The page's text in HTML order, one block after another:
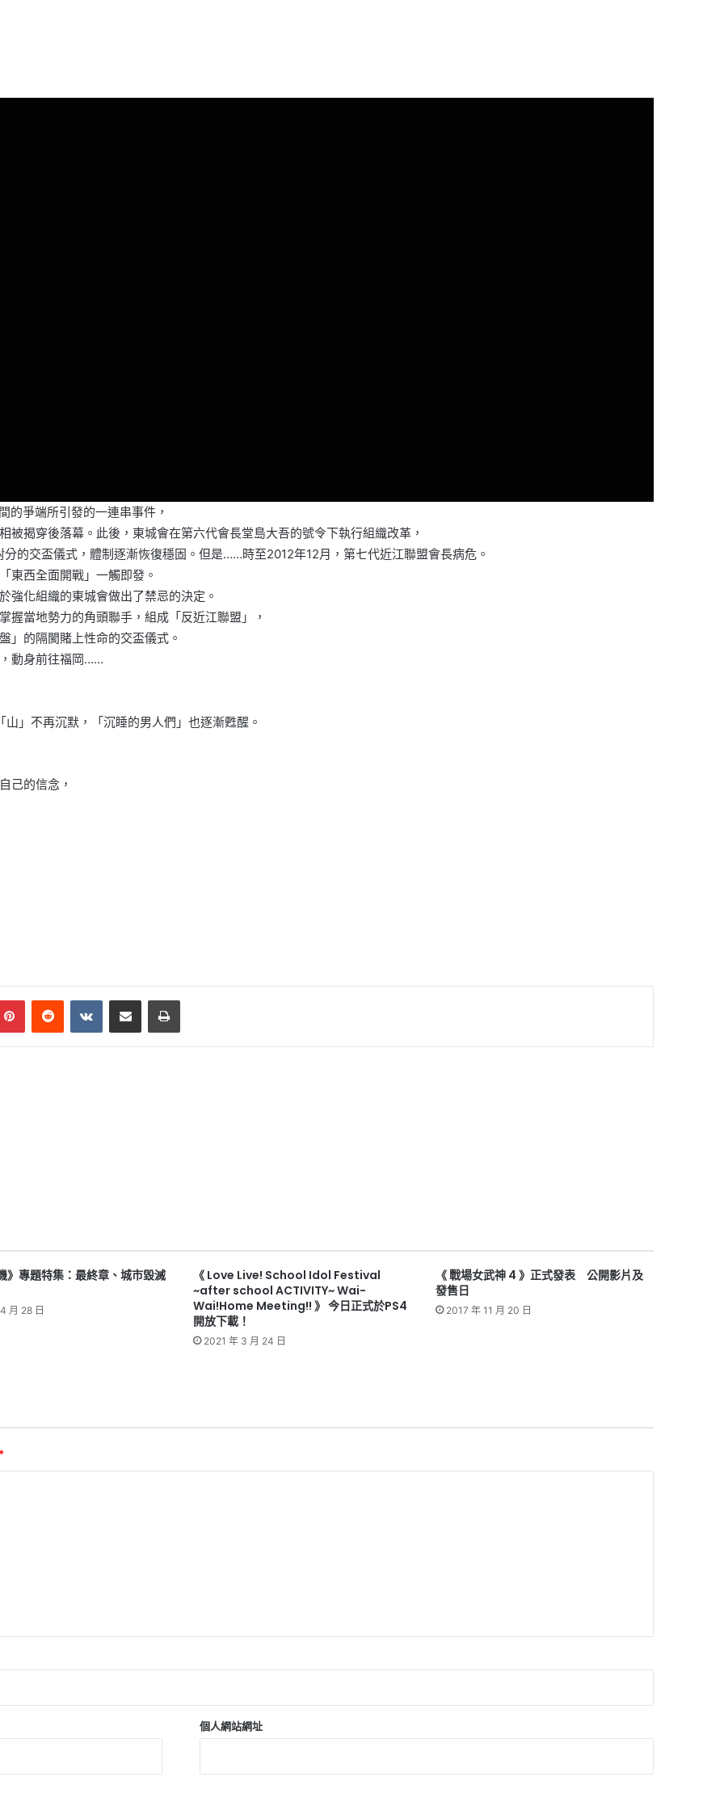
的爭端所引發的一連串事件，
揭穿後落幕。此後，東城會在第六代會長堂島大吾的號令下執行組織改革，
的交盃儀式，體制逐漸恢復穩固。但是……時至2012年12月，第七代近江聯盟會長病危。
東西全面開戰」一觸即發。
強化組織的東城會做出了禁忌的決定。
握當地勢力的角頭聯手，組成「反近江聯盟」，
」的隔閡賭上性命的交盃儀式。
動身前往福岡……
」不再沉默，「沉睡的男人們」也逐漸甦醒。
己的信念，
PinterestReddit VKontakteShare via Email Print
》專題特集：最終章、城市毀滅
月 28 日
《 Love Live! School Idol Festival
~after school ACTIVITY~ Wai-
Wai!Home Meeting!! 》 今日正式於PS4
開放下載！
2021 年 3 月 24 日
《 戰場女武神 4 》正式發表 公開影片及
發售日
2017 年 11 月 20 日
個人網站網址